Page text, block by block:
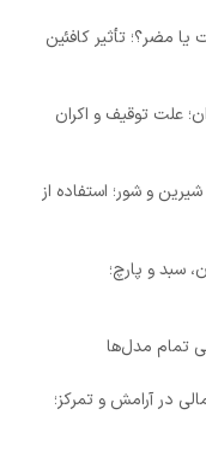
مضر؟؛ تأثیر کافئین
علت توقیف و اکران
و شور؛ استفاده از
سبد و پارچ؛
تمام مدل‌ها
در آرامش و تمرکز؛